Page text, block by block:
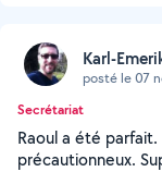
Karl-
posté le 07
Secrétariat
Raoul a été
précautionneux.